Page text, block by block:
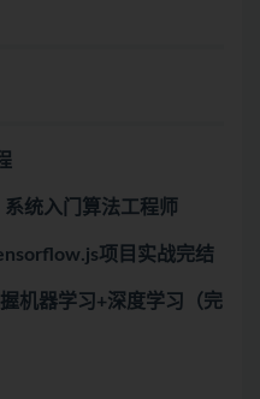
统入门算法工程师
项目实战完结
机器学习+深度学习（完